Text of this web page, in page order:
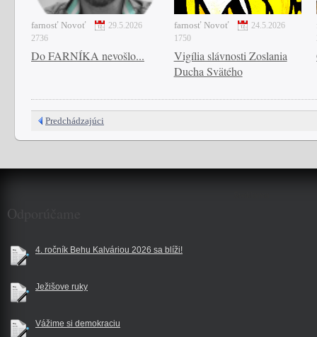
farnosť Novoť
29.5.2026
2736
Do FARNÍKA nevošlo...
farnosť Novoť
24.5.2026
1750
Vigília slávnosti Zoslania
Ducha Svätého
Predchádzajúci
Odporúčame
4. ročník Behu Kalváriou 2026 sa blíži!
Ježišove ruky
Vážime si demokraciu